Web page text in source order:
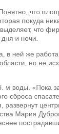
что
покуда
что
и ночи.
ней же
но не
м воды. «Пока
сброса
Мария